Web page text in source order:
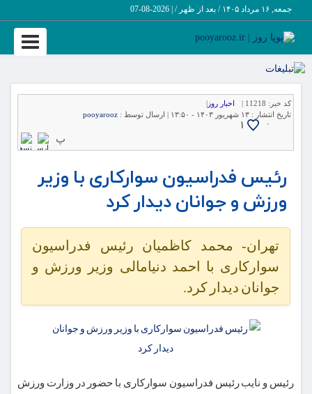
جمعه, ۱۶ مرداد ۱۴۰۵ / بعد از ظهر / 2026-08-07
Toggle
کد خبر: 11218 | اخبار روز |
تاریخ انتشار : ۱۳ شهریور ۱۴۰۳ - ۱۳:۵۰ | ارسال توسط : pooyarooz
۰
1
پ
رئیس فدراسیون‌ سوارکاری با وزیر
ورزش و جوانان دیدار کرد
تهران- محمد کاظمیان رئیس فدراسیون
سوارکاری با احمد دنیامالی وزیر ورزش و
جوانان دیدار کرد.
رئیس و نایب رئیس فدراسیون سوارکاری با حضور در وزارت ورزش